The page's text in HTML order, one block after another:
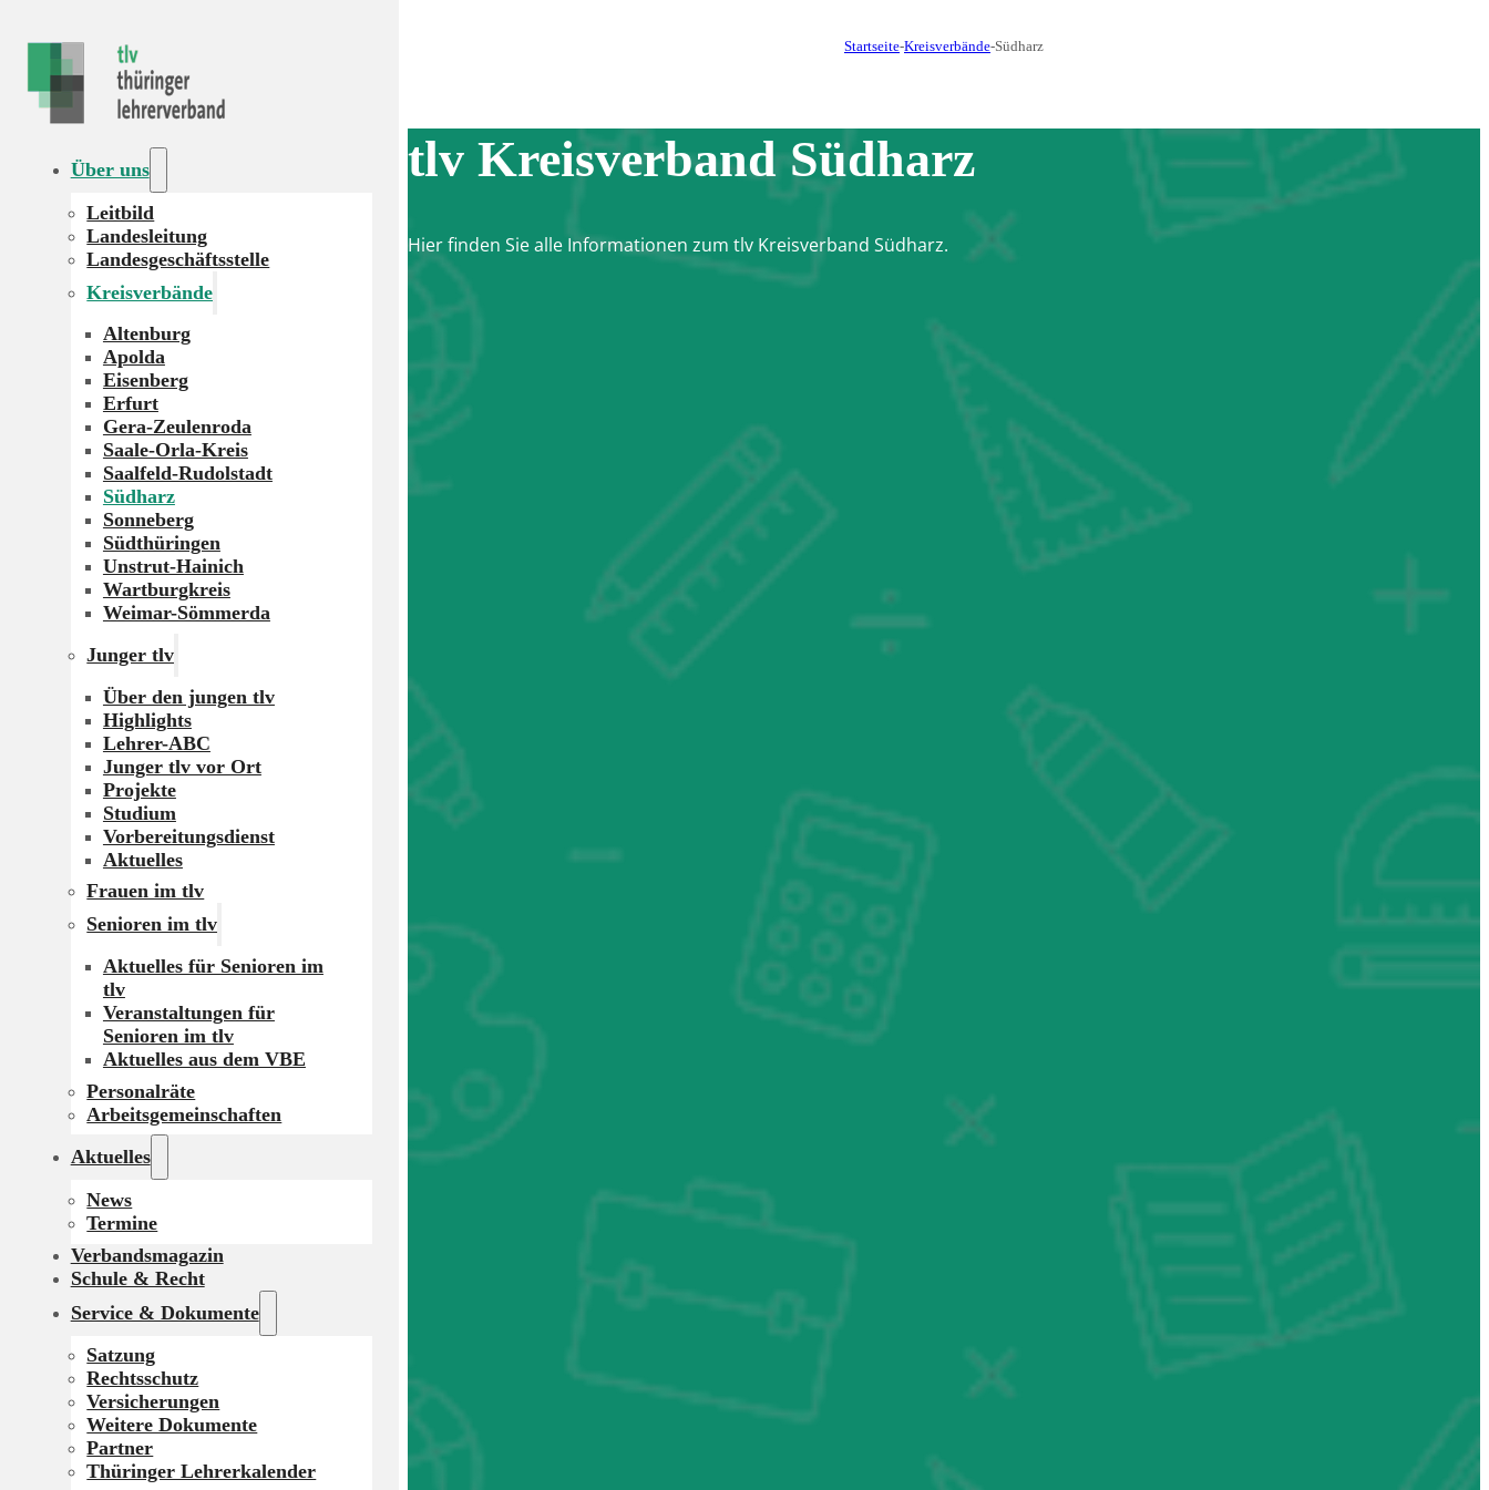
Über uns
Leitbild
Landesleitung
Landesgeschäftsstelle
Kreisverbände
Altenburg
Apolda
Eisenberg
Erfurt
Gera-Zeulenroda
Saale-Orla-Kreis
Saalfeld-Rudolstadt
Südharz
Sonneberg
Südthüringen
Unstrut-Hainich
Wartburgkreis
Weimar-Sömmerda
Junger tlv
Über den jungen tlv
Highlights
Lehrer-ABC
Junger tlv vor Ort
Projekte
Studium
Vorbereitungsdienst
Aktuelles
Frauen im tlv
Senioren im tlv
Aktuelles für Senioren im
tlv
Veranstaltungen für
Senioren im tlv
Aktuelles aus dem VBE
Personalräte
Arbeitsgemeinschaften
Aktuelles
News
Termine
Verbandsmagazin
Schule & Recht
Service & Dokumente
Satzung
Rechtsschutz
Versicherungen
Weitere Dokumente
Partner
Thüringer Lehrerkalender
Startseite-Kreisverbände-Südharz
tlv Kreisverband Südharz
Hier finden Sie alle Informationen zum tlv Kreisverband Südharz.